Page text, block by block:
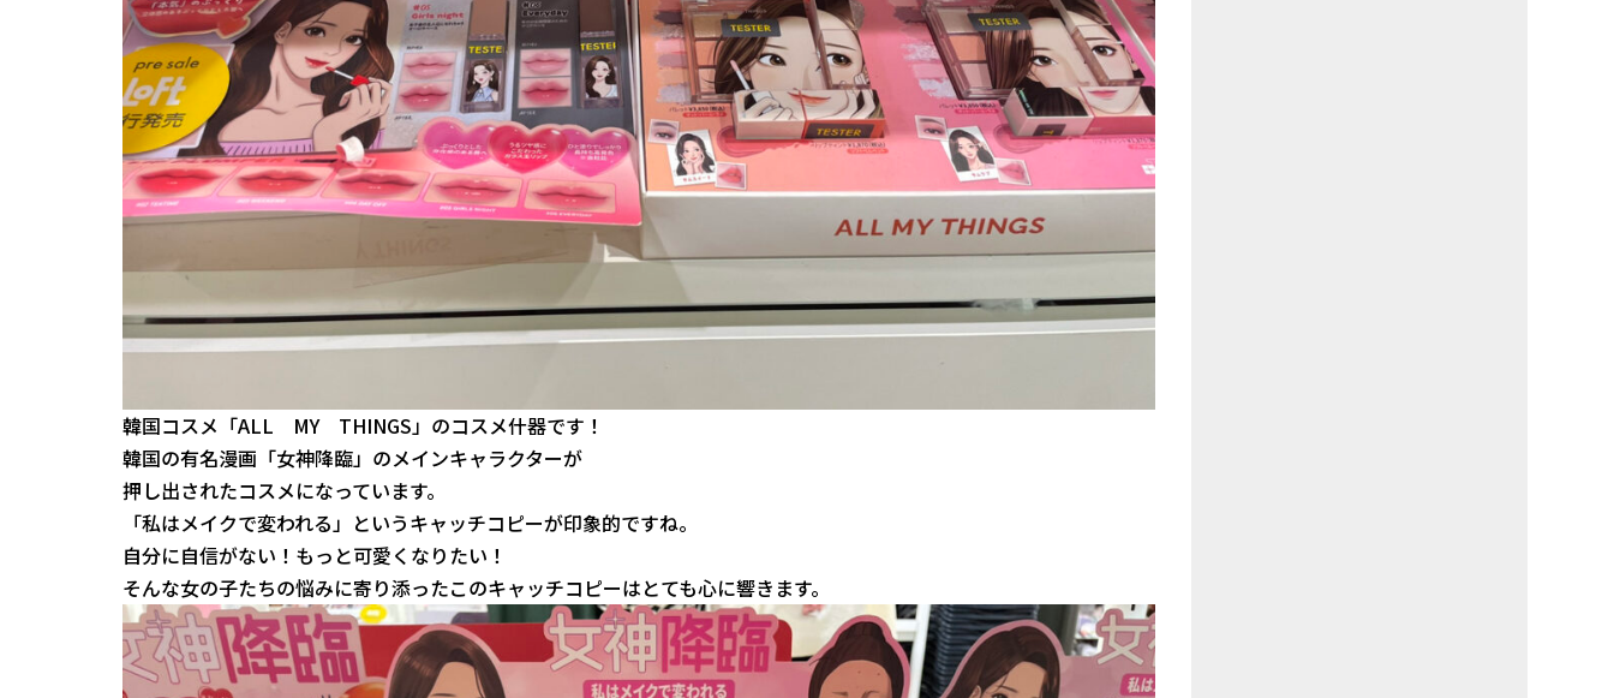
韓国コスメ「ALL MY THINGS」のコスメ什器です！
韓国の有名漫画「女神降臨」のメインキャラクターが
押し出されたコスメになっています。
「私はメイクで変われる」というキャッチコピーが印象的ですね。
自分に自信がない！もっと可愛くなりたい！
そんな女の子たちの悩みに寄り添ったこのキャッチコピーはとても心に響きます。